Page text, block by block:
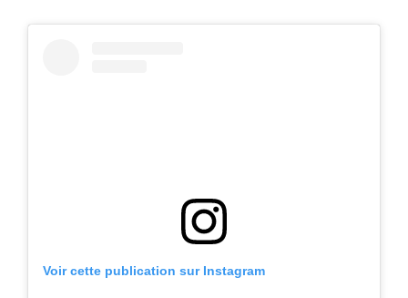
Voir cette publication sur Instagram